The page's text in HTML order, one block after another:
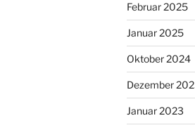
Februar 2025
Januar 2025
Oktober 2024
Dezember
Januar 2023